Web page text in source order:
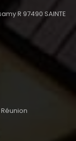
R 97490 SAINTE
Réunion